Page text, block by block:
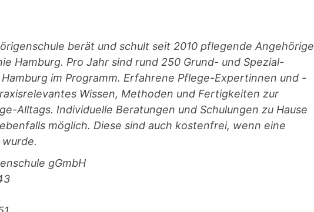
berät und schult seit 2010 pflegende Angehörige
Hamburg. Pro Jahr sind rund 250 Grund- und Spezial-
im Programm. Erfahrene Pflege-Expertinnen und -
Wissen, Methoden und Fertigkeiten zur
Alltags. Individuelle Beratungen und Schulungen zu Hause
möglich. Diese sind auch kostenfrei, wenn eine
gGmbH